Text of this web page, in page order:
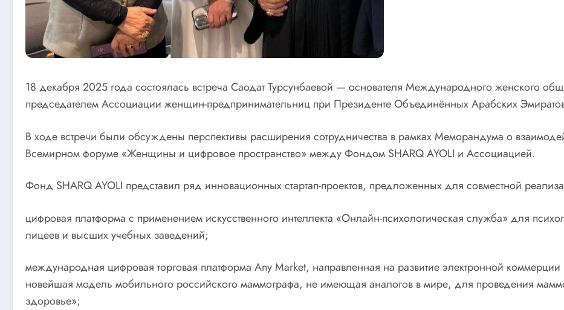
18 декабря 2025 года состоялась встреча Саодат Турсунбаевой — основателя Международного женского
председателем Ассоциации женщин-предпринимательниц при Президенте Объединённых Арабских
В ходе встречи были обсуждены перспективы расширения сотрудничества в рамках Меморандума о
Всемирном форуме «Женщины и цифровое пространство» между Фондом SHARQ AYOLI и Ассоциацией.
Фонд SHARQ AYOLI представил ряд инновационных стартап-проектов, предложенных для совместной
цифровая платформа с применением искусственного интеллекта «Онлайн-психологическая служба» для
лицеев и высших учебных заведений;
международная цифровая торговая платформа Any Market, направленная на развитие электронной
новейшая модель мобильного российского маммографа, не имеющая аналогов в мире, для проведения
здоровье»;